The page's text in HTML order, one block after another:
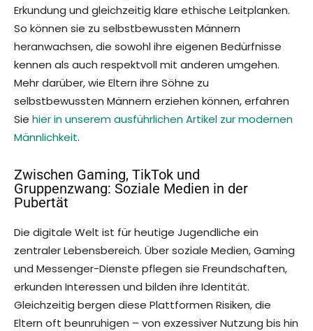
Erkundung und gleichzeitig klare ethische Leitplanken.
So können sie zu selbstbewussten Männern
heranwachsen, die sowohl ihre eigenen Bedürfnisse
kennen als auch respektvoll mit anderen umgehen.
Mehr darüber, wie Eltern ihre Söhne zu
selbstbewussten Männern erziehen können, erfahren
Sie hier in unserem ausführlichen Artikel zur modernen
Männlichkeit.
Zwischen Gaming, TikTok und
Gruppenzwang: Soziale Medien in der
Pubertät
Die digitale Welt ist für heutige Jugendliche ein
zentraler Lebensbereich. Über soziale Medien, Gaming
und Messenger-Dienste pflegen sie Freundschaften,
erkunden Interessen und bilden ihre Identität.
Gleichzeitig bergen diese Plattformen Risiken, die
Eltern oft beunruhigen – von exzessiver Nutzung bis hin